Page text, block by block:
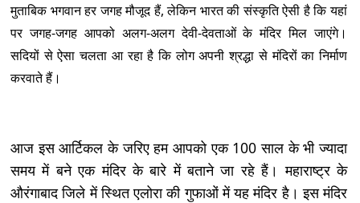
मुताबिक भगवान हर जगह मौजूद हैं, लेकिन भारत की संस्कृति ऐसी है कि यहां
पर जगह-जगह आपको अलग-अलग देवी-देवताओं के मंदिर मिल जाएंगे।
सदियों से ऐसा चलता आ रहा है कि लोग अपनी श्रद्धा से मंदिरों का निर्माण
करवाते हैं।
आज इस आर्टिकल के जरिए हम आपको एक 100 साल के भी ज्यादा
समय में बने एक मंदिर के बारे में बताने जा रहे हैं। महाराष्ट्र के
औरंगाबाद जिले में स्थित एलोरा की गुफाओं में यह मंदिर है। इस मंदिर